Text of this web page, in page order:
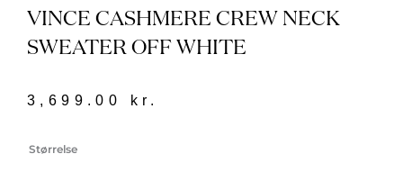
VINCE CASHMERE CREW NECK
SWEATER OFF WHITE
3,699.00 kr.
Størrelse